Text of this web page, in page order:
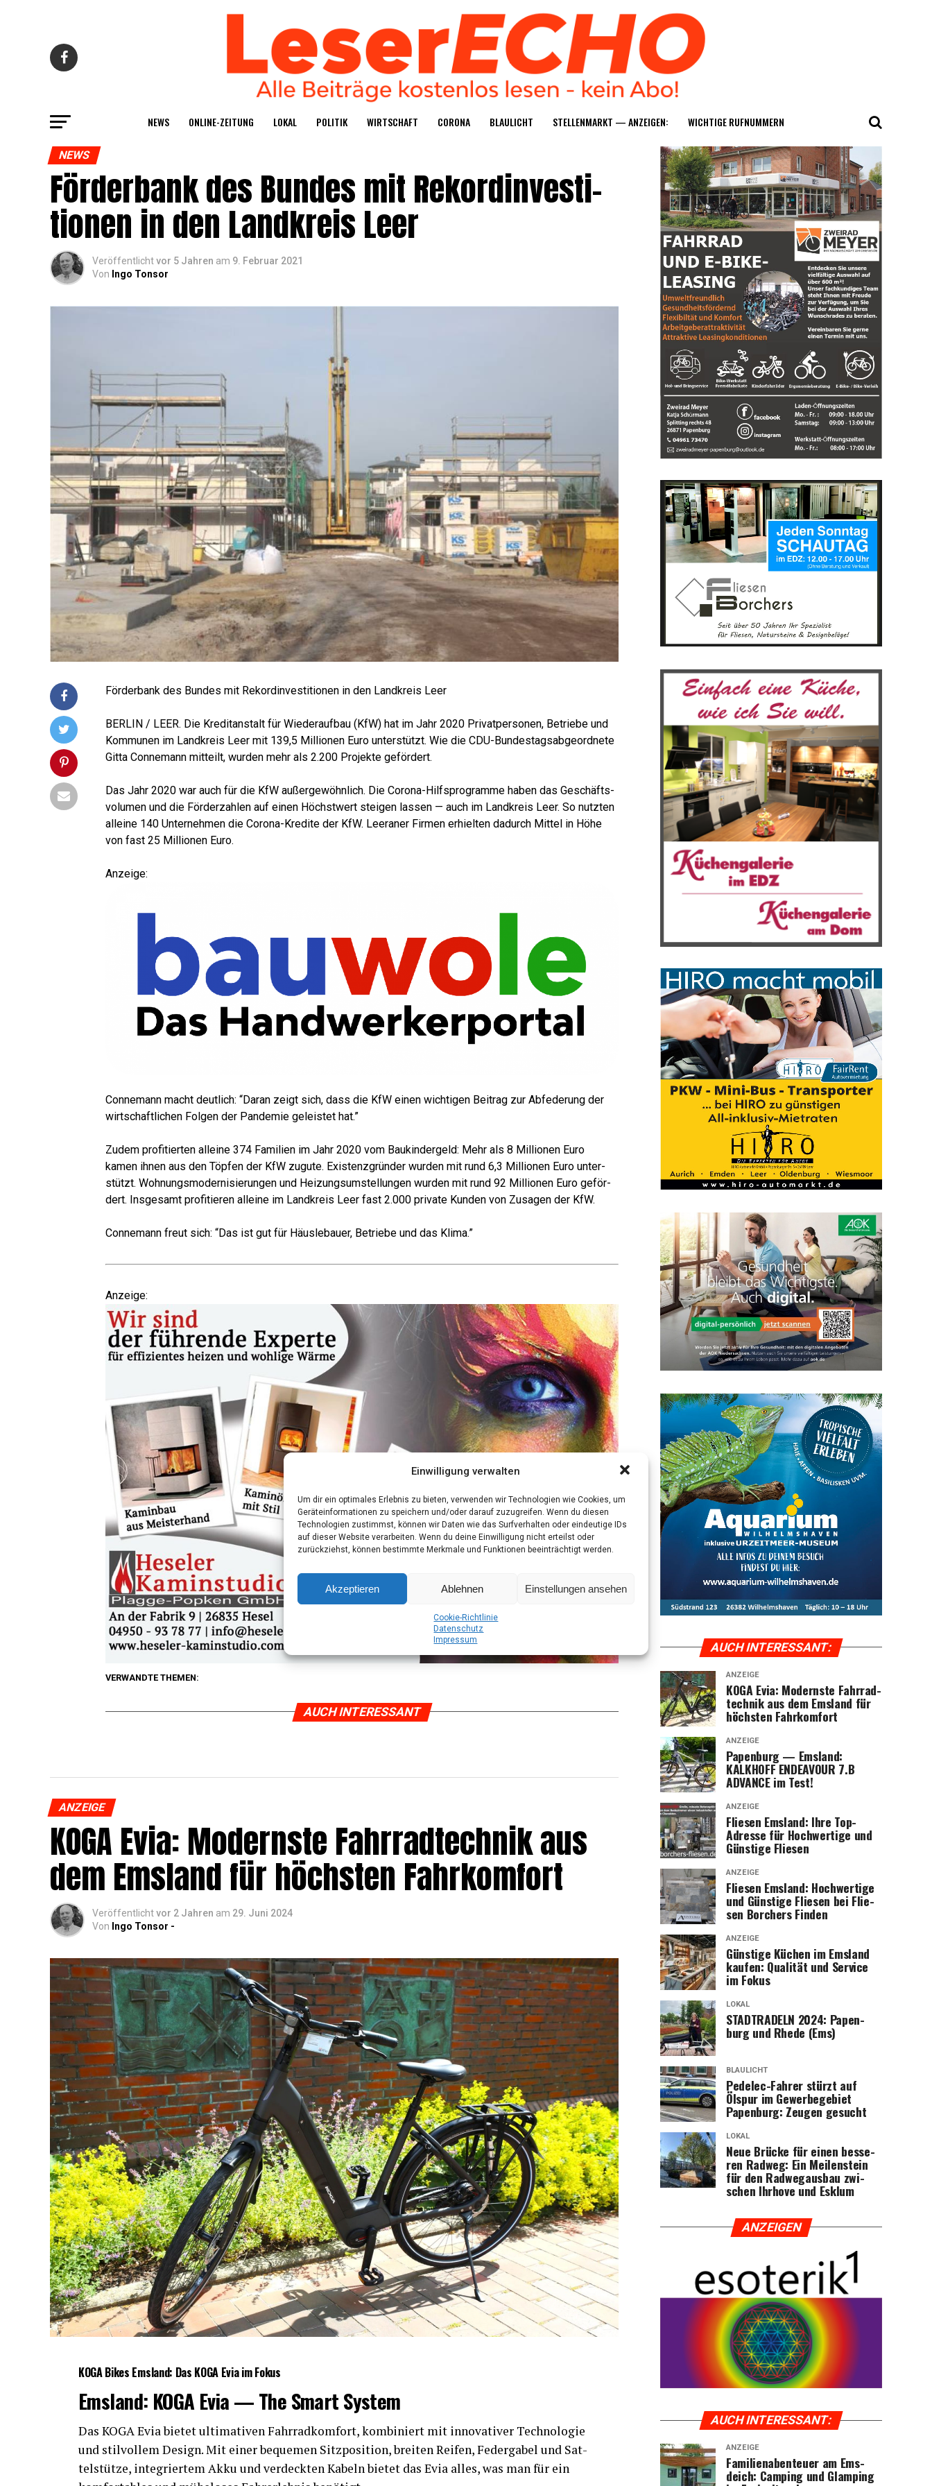
Einwilligung verwalten
Um dir ein optimales Erlebnis zu bieten, verwenden wir Technologien wie Cookies, um
Geräteinformationen zu speichern und/oder darauf zuzugreifen. Wenn du diesen
Technologien zustimmst, können wir Daten wie das Surfverhalten oder eindeutige IDs
auf dieser Website verarbeiten. Wenn du deine Einwilligung nicht erteilst oder
zurückziehst, können bestimmte Merkmale und Funktionen beeinträchtigt werden.
Akzeptieren Ablehnen Einstellungen ansehen
Coo­kie-Richt­li­nie
Daten­schutz
Impres­sum
NEWS ONLINE-ZEI­TUNG LOKAL POLI­TIK WIRT­SCHAFT CORO­NA BLAU­LICHT STEL­LEN­MARKT — ANZEIGEN: WICH­TI­GE RUFNUMMERN
NEWS
För­der­bank des Bun­des mit Rekord­in­ves­ti­
tio­nen in den Land­kreis Leer
Veröffentlichtvor 5 Jahren am 9. Februar 2021
Von Ingo Tonsor
För­der­bank des Bun­des mit Rekord­in­ves­ti­tio­nen in den Land­kreis Leer
BERLIN / LEER. Die Kre­dit­an­stalt für Wie­der­auf­bau (KfW) hat im Jahr 2020 Pri­vat­per­so­nen, Betrie­be und
Kom­mu­nen im Land­kreis Leer mit 139,5 Mil­lio­nen Euro unter­stützt. Wie die CDU-Bun­des­tags­ab­ge­ord­ne­te
Git­ta Con­ne­mann mit­teilt, wur­den mehr als 2.200 Pro­jek­te gefördert.
Das Jahr 2020 war auch für die KfW außer­ge­wöhn­lich. Die Coro­na-Hilfs­pro­gram­me haben das Geschäfts­
vo­lu­men und die För­der­zah­len auf einen Höchst­wert stei­gen las­sen — auch im Land­kreis Leer. So nutz­ten
allei­ne 140 Unter­neh­men die Coro­na-Kre­di­te der KfW. Leera­ner Fir­men erhiel­ten dadurch Mit­tel in Höhe
von fast 25 Mil­lio­nen Euro.
Anzei­ge:
Con­ne­mann macht deut­lich: “Dar­an zeigt sich, dass die KfW einen wich­ti­gen Bei­trag zur Abfe­de­rung der
wirt­schaft­li­chen Fol­gen der Pan­de­mie geleis­tet hat.”
Zudem pro­fi­tier­ten allei­ne 374 Fami­li­en im Jahr 2020 vom Bau­kin­der­geld: Mehr als 8 Mil­lio­nen Euro
kamen ihnen aus den Töp­fen der KfW zugu­te. Exis­tenz­grün­der wur­den mit rund 6,3 Mil­lio­nen Euro unter­
stützt. Woh­nungs­mo­der­ni­sie­run­gen und Hei­zungs­um­stel­lun­gen wur­den mit rund 92 Mil­lio­nen Euro geför­
dert. Ins­ge­samt pro­fi­tie­ren allei­ne im Land­kreis Leer fast 2.000 pri­va­te Kun­den von Zusa­gen der KfW.
Con­ne­mann freut sich: “Das ist gut für Häus­le­bau­er, Betrie­be und das Klima.”
Anzei­ge:
VERWANDTE THEMEN:
AUCH INTERESSANT
ANZEIGE
KOGA Evia: Moderns­te Fahr­rad­tech­nik aus
dem Ems­land für höchs­ten Fahrkomfort
Veröffentlichtvor 2 Jahren am 29. Juni 2024
Von Ingo Tonsor -
KOGA Bikes Ems­land: Das KOGA Evia im Fokus
Ems­land: KOGA Evia — The Smart System
Das KOGA Evia bie­tet ulti­ma­ti­ven Fahr­rad­kom­fort, kom­bi­niert mit inno­va­ti­ver Tech­no­lo­gie
und stil­vol­lem Design. Mit einer beque­men Sitz­po­si­ti­on, brei­ten Rei­fen, Feder­ga­bel und Sat­
tel­stüt­ze, inte­grier­tem Akku und ver­deck­ten Kabeln bie­tet das Evia alles, was man für ein
AUCH INTER­ES­SANT:
ANZEIGE
KOGA Evia: Moderns­te Fahr­rad­
tech­nik aus dem Ems­land für
höchs­ten Fahrkomfort
ANZEIGE
Papen­burg — Ems­land:
KALKHOFF ENDEAVOUR 7.B
ADVANCE im Test!
ANZEIGE
Flie­sen Ems­land: Ihre Top-
Adres­se für Hoch­wer­ti­ge und
Güns­ti­ge Fliesen
ANZEIGE
Flie­sen Ems­land: Hoch­wer­ti­ge
und Güns­ti­ge Flie­sen bei Flie­
sen Bor­chers Finden
ANZEIGE
Güns­ti­ge Küchen im Ems­land
kau­fen: Qua­li­tät und Ser­vice
im Fokus
LOKAL
STADTRADELN 2024: Papen­
burg und Rhe­de (Ems)
BLAULICHT
Pedelec-Fah­rer stürzt auf
Ölspur im Gewer­be­ge­biet
Papen­burg: Zeu­gen gesucht
LOKAL
Neue Brü­cke für einen bes­se­
ren Rad­weg: Ein Mei­len­stein
für den Rad­weg­aus­bau zwi­
schen Ihr­ho­ve und Esklum
ANZEI­GEN
AUCH INTER­ES­SANT:
ANZEIGE
Fami­li­en­aben­teu­er am Ems­
deich: Cam­ping und Glam­ping